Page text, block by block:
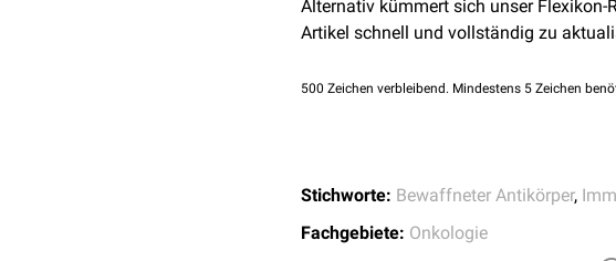
Nukleinbase Adenin irreversibel an der
dass es zurApoptoseder Tumorzelle
Alternativ kümmert sich unser
Artikel schnell und vollständig zu
500 Zeichen verbleibend. Mindestens 5 Zeichen
Stichworte: Bewaffneter Antikörper,
Fachgebiete: Onkologie